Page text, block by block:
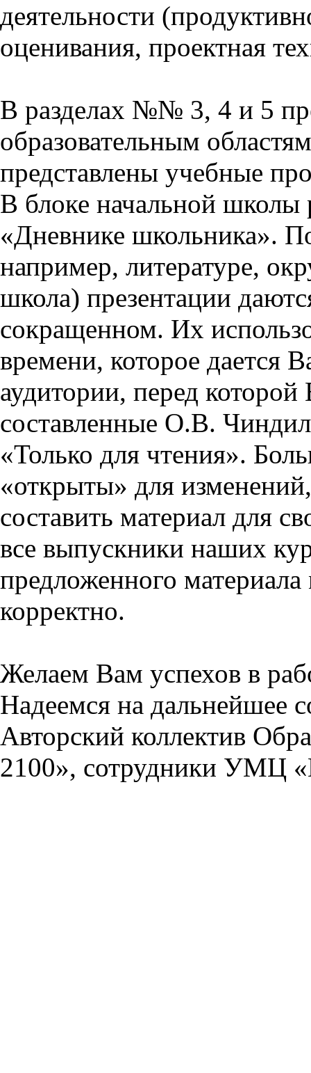
деятельности
оценивания, проектная
В разделах №№ 3, 4 и 5
образовательным
представлены учебные
В блоке начальной школы
«Дневнике школьника».
например, литературе,
школа) презентации
сокращенном. Их
времени, которое дается
аудитории, перед
составленные О.В.
«Только для чтения».
«открыты» для
составить материал для
все выпускники наших
предложенного
корректно.
Желаем Вам успехов в
Надеемся на дальнейшее
Авторский коллектив
2100», сотрудники УМЦ